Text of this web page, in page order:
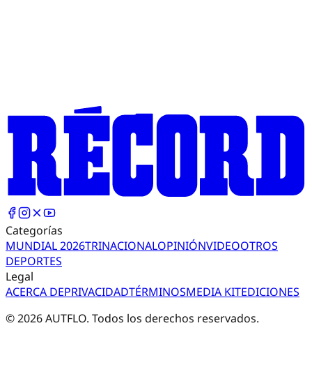
Categorías
MUNDIAL 2026TRINACIONALOPINIÓNVIDEOOTROS
DEPORTES
Legal
ACERCA DEPRIVACIDADTÉRMINOSMEDIA KITEDICIONES
©2026AUTFLO. Todos los derechos reservados.